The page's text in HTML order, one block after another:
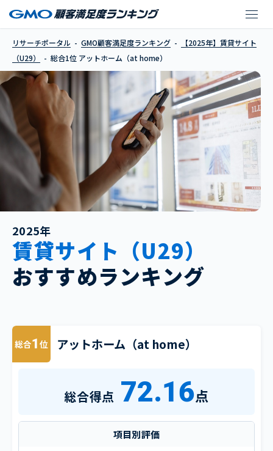
アットホーム（at
リサーチポータル GMO顧客満足度ランキング
【2025年】賃貸サイト
（U29）
総合1位 アットホーム（at home）
2025年
賃貸サイト（U29）
おすすめランキング
総合1 位 アットホーム（at home）
総合得点 72.16点
項目別評価